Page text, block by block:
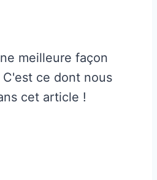
meilleure façon
C'est ce dont nous
cet article !